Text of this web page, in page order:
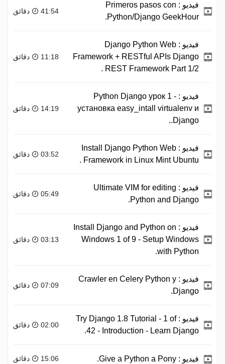
فيديو : Primeros pasos con
Python/Django GeekHour.
41:54 دقائق
فيديو : Django Python Web
Framework + RESTful APIs Django
REST Framework Part 1/2 .
11:18 دقائق
فيديو : Python Django урок 1 -
установка easy_intall virtualenv и
Django..
14:19 دقائق
فيديو : Install Django Python Web
Framework in Linux Mint Ubuntu .
03:52 دقائق
فيديو : Ultimate VIM for editing
Python and Django.
05:49 دقائق
فيديو : Install Django and Python on
Windows 1 of 9 - Setup Windows
with Python.
03:13 دقائق
فيديو : Crawler en Celery Python y
Django.
07:09 دقائق
فيديو : Try Django 1.8 Tutorial - 1 of
42 - Introduction - Learn Django.
02:00 دقائق
فيديو : 15:06 دقائق